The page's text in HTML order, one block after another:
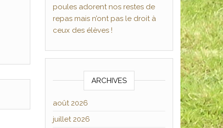
poules adorent nos restes de
repas mais n’ont pas le droit à
ceux des élèves !
ARCHIVES
août 2026
juillet 2026